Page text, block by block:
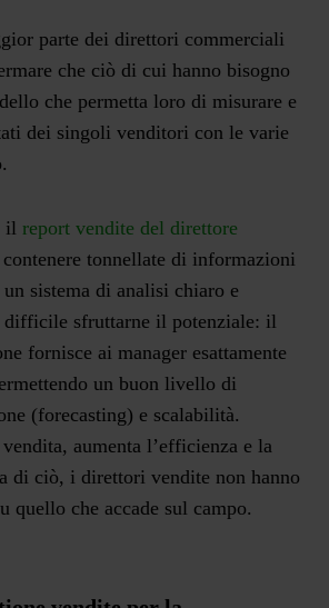
parte dei direttori commerciali
che ciò di cui hanno bisogno
che permetta loro di misurare e
dei singoli venditori con le varie
il report vendite del direttore
contenere tonnellate di informazioni
sistema di analisi chiaro e
difficile sfruttarne il potenziale: il
fornisce ai manager esattamente
un buon livello di
(forecasting) e scalabilità.
aumenta l’efficienza e la
di ciò, i direttori vendite non hanno
quello che accade sul campo.